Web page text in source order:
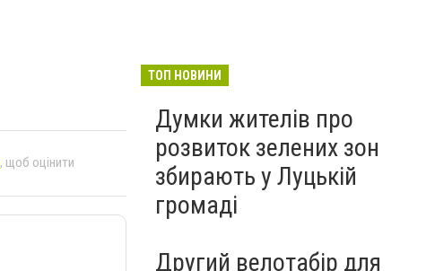
, щоб оцінити
ТОП НОВИНИ
Думки жителів про
розвиток зелених зон
збирають у Луцькій
громаді
Другий велотабір для